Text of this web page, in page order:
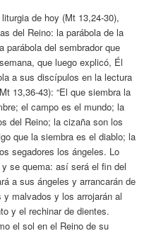
de hoy (Mt 13,24-30),
del Reino: la parábola de la
parábola del sembrador que
que luego explicó, Él
a sus discípulos en la lectura
13,36-43): “El que siembra la
el campo es el mundo; la
del Reino; la cizaña son los
que la siembra es el diablo; la
segadores los ángeles. Lo
se quema: así será el fin del
a sus ángeles y arrancarán de
malvados y los arrojarán al
y el rechinar de dientes.
el sol en el Reino de su